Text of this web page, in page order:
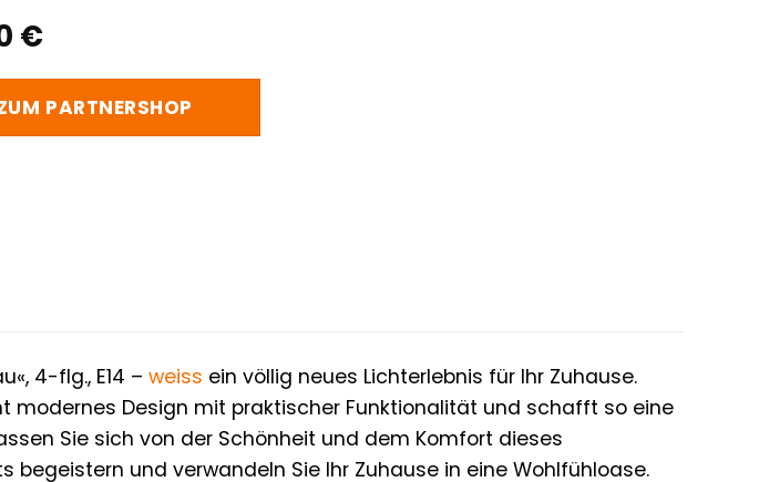
€
PARTNERSHOP
4-flg., E14 –weiss ein völlig neues Lichterlebnis für Ihr Zuhause.
modernes Design mit praktischer Funktionalität und schafft so eine
Sie sich von der Schönheit und dem Komfort dieses
und verwandeln Sie Ihr Zuhause in eine Wohlfühloase.